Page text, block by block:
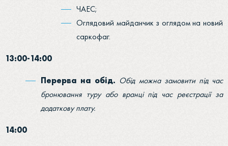
ЧАЕС;
Оглядовий майданчик з оглядом на новий
саркофаг.
13:00-14:00
Перерва на обід. Обід можна замовити під час
бронювання туру або вранці під час реєстрації за
додаткову плату.
14:00